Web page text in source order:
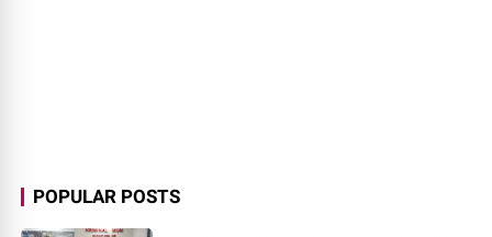
POPULAR POSTS